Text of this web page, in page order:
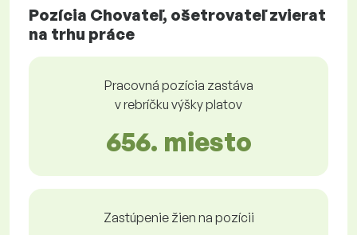
Pozícia Chovateľ, ošetrovateľ zvierat
na trhu práce
Pracovná pozícia zastáva
v rebríčku výšky platov
656. miesto
Zastúpenie žien na pozícii